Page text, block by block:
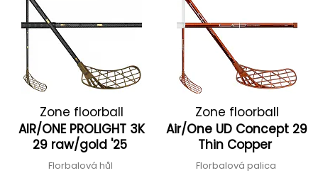
Zone floorball
AIR/ONE PROLIGHT 3K
29 raw/gold '25
Florbalová hůl
Zone floorball
Air/One UD Concept 29
Thin Copper
Florbalová palica